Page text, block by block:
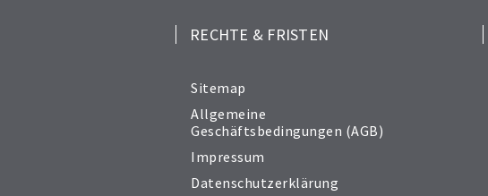
RECHTE & FRISTEN
Sitemap
Allgemeine
Geschäftsbedingungen (AGB)
Impressum
Datenschutzerklärung